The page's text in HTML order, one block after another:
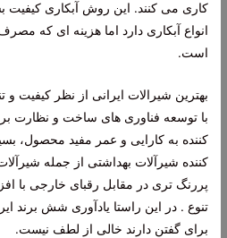
کاری می کنند. این روش آبکاری کیفیت
انواع آبکاری دارد اما هزینه ای که
است.
بهترین شیرالات ایرانی از نظر کیفیت و
با توسعه فناوری های ساخت و نظارت
کننده به کارایی و عمر مفید محصول،
کننده شیرآلات بهداشتی از جمله
پررنگ تری در مقابل رقبای خارجی با
تنوع . در این راستا یادآوری شش برند
برای گفتن دارند خالی از لطف نیست.